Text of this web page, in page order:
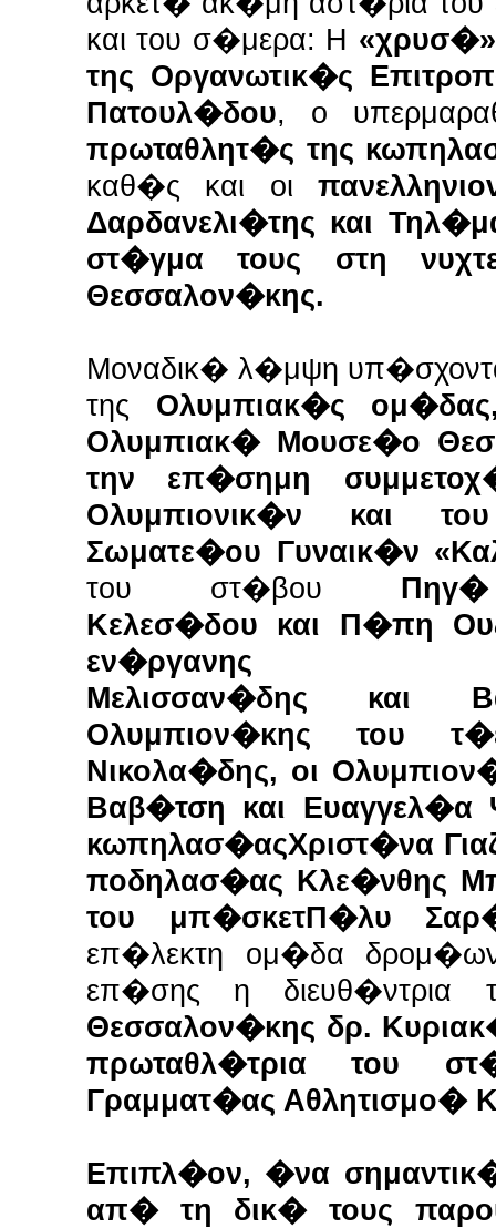
και του σ�μερα: Η
της Οργανωτικ�ς
Πατουλ�δου, ο
πρωταθλητ�ς της
καθ�ς και οι
Δαρδανελι�της και
στ�γμα τους στη
Θεσσαλον�κης.
Μοναδικ� λ�μψη
της Ολυμπιακ�ς
Ολυμπιακ� Μουσε�ο
την επ�σημη
Ολυμπιονικ�ν και
Σωματε�ου Γυναικ�ν
του στ�βου
Κελεσ�δου και Π�πη
εν�ργανης
Μελισσαν�δης και
Ολυμπιον�κης του
Νικολα�δης, οι
Βαβ�τση και
κωπηλασ�αςΧριστ�να
ποδηλασ�ας Κλε�νθης
του μπ�σκετΠ�λυ
επ�λεκτη ομ�δα
επ�σης η
Θεσσαλον�κης δρ.
πρωταθλ�τρια του
Γραμματ�ας Αθλητισμο�
Επιπλ�ον, �να
απ� τη δικ� τους